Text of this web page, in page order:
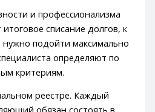
и профессионализма
списание долгов, к
нужно подойти максимально
определяют по
критериям.
реестре. Каждый